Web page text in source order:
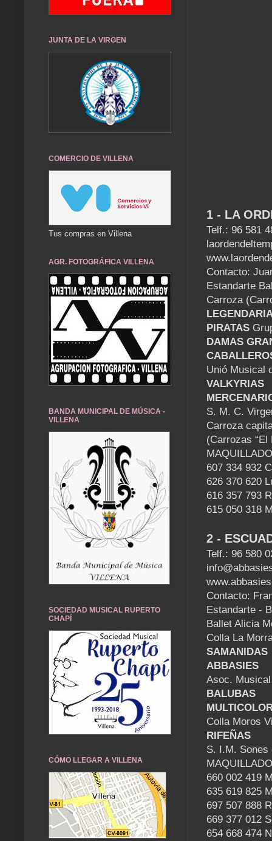
1 - LA
Telf.: 96 581
Contacto:
Estandarte
Carroza
PIRATAS
DAMAS
Unió Musical
VALKYRIAS
S. M. C.
Carroza
(Carrozas “El
607 334 932
626 370 620
616 357 793
615 050 318
2 -
Telf.: 96 580
Contacto:
Estandarte -
Ballet Alicia
Colla La
SAMANIDAS
ABBASIES
Asoc.
BALUBAS
Colla Moros
RIFEÑAS
S. I.M. Sones
660 002 419
635 619 825
697 507 888
669 377 012
654 668 474
JUNTA DE LA VIRGEN
COMERCIO DE VILLENA
Tus compras en Villena
AGR. FOTOGRÁFICA VILLENA
BANDA MUNICIPAL DE MÚSICA -
VILLENA
SOCIEDAD MUSICAL RUPERTO
CHAPÍ
CÓMO LLEGAR A VILLENA